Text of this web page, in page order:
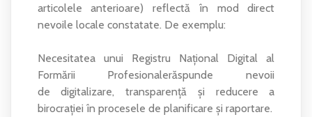
articolele anterioare) reflectă în mod direct
nevoile locale constatate. De exemplu:
Necesitatea unui Registru Național Digital al
Formării Profesionalerăspunde nevoii
de digitalizare, transparență și reducere a
birocrației în procesele de planificare și raportare.